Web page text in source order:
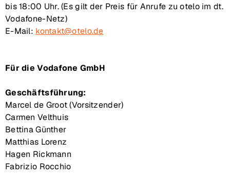
bis 18:00 Uhr. (Es gilt der Preis für Anrufe zu otelo im dt.
Vodafone-Netz)
E-Mail: kontakt@otelo.de
Für die Vodafone GmbH
Geschäftsführung:
Marcel de Groot (Vorsitzender)
Carmen Velthuis
Bettina Günther
Matthias Lorenz
Hagen Rickmann
Fabrizio Rocchio